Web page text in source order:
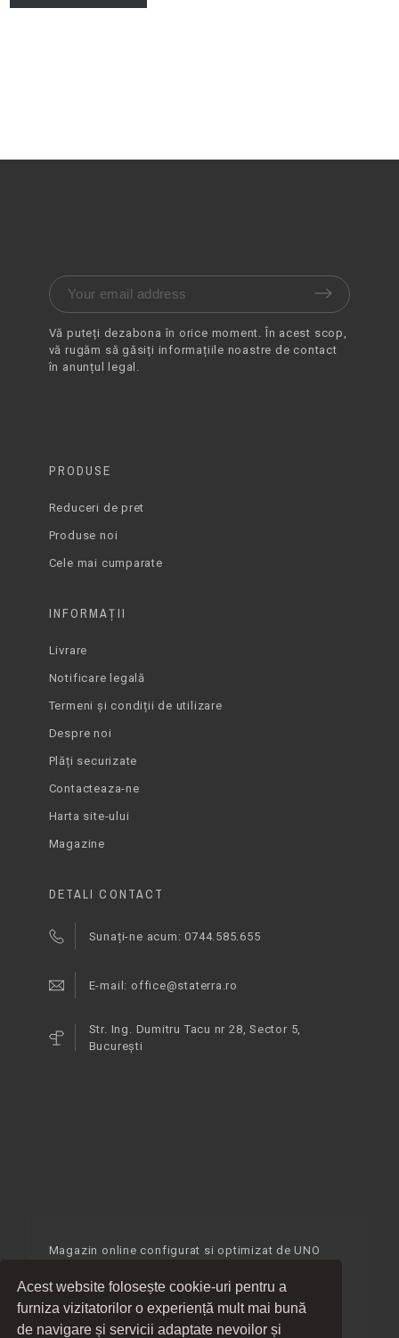
Acest website folosește cookie-uri pentru a
furniza vizitatorilor o experiență mult mai bună
de navigare și servicii adaptate nevoilor și
Vă puteți dezabona în orice moment. În acest scop,
vă rugăm să găsiți informațiile noastre de contact
în anunțul legal.
PRODUSE
Reduceri de pret
Produse noi
Cele mai cumparate
INFORMAŢII
Livrare
Notificare legală
Termeni și condiții de utilizare
Despre noi
Plăți securizate
Contacteaza-ne
Harta site-ului
Magazine
DETALI CONTACT
Sunați-ne acum: 0744.585.655
E-mail: office@staterra.ro
Str. Ing. Dumitru Tacu nr 28, Sector 5,
București
Magazin online configurat si optimizat de UNO